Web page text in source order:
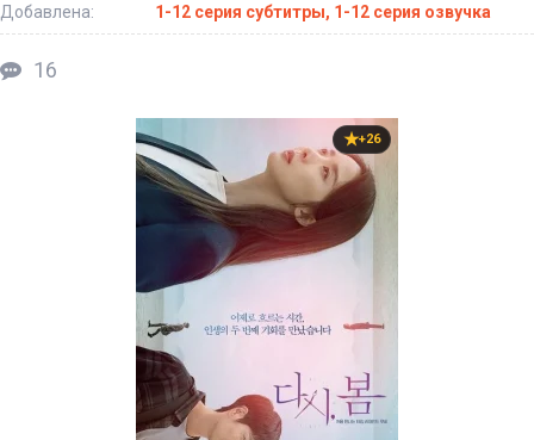
Добавлена:
1-12 серия субтитры, 1-12 серия озвучка
16
+26